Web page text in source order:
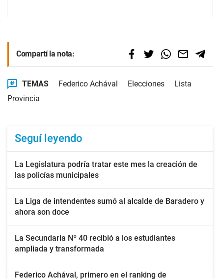
Compartí la nota:
TEMAS Federico Achával Elecciones
Lista
Provincia
Seguí leyendo
La Legislatura podría tratar este mes la creación de
las policías municipales
La Liga de intendentes sumó al alcalde de Baradero y
ahora son doce
La Secundaria Nº 40 recibió a los estudiantes
ampliada y transformada
Federico Achával, primero en el ranking de